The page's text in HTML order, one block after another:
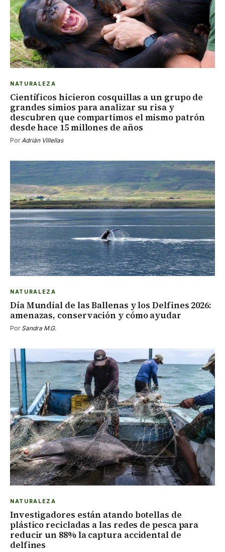
NATURALEZA
Científicos hicieron cosquillas a un grupo de
grandes simios para analizar su risa y
descubren que compartimos el mismo patrón
desde hace 15 millones de años
Por Adrián Villellas
NATURALEZA
Día Mundial de las Ballenas y los Delfines 2026:
amenazas, conservación y cómo ayudar
Por Sandra M.G.
NATURALEZA
Investigadores están atando botellas de
plástico recicladas a las redes de pesca para
reducir un 88% la captura accidental de
delfines